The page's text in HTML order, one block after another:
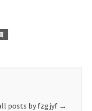
posts by fzgjyf →